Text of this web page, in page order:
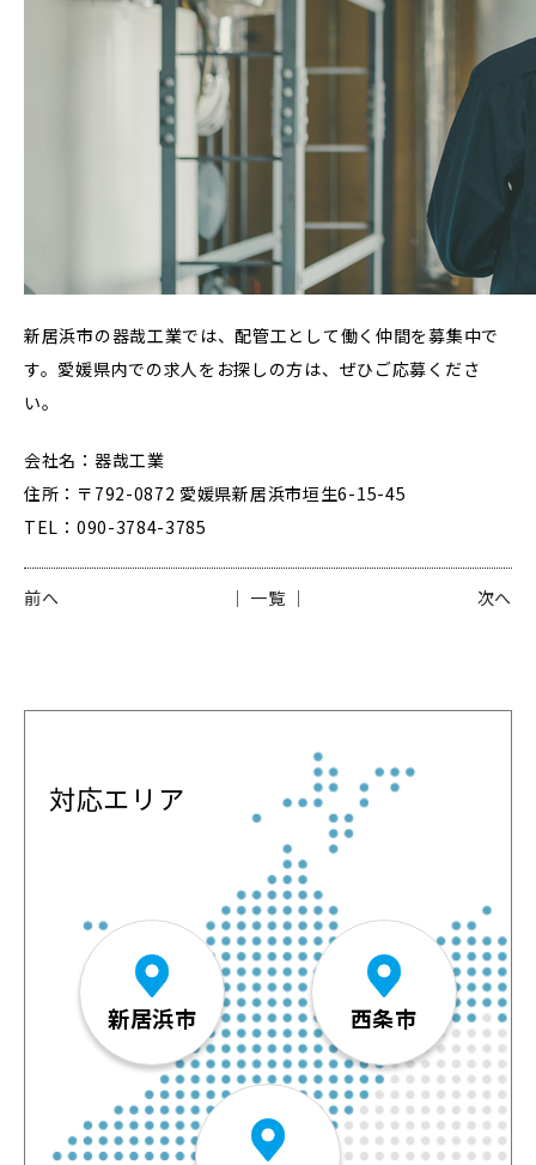
新居浜市の器哉工業では、配管工として働く仲間を募集中で
す。愛媛県内での求人をお探しの方は、ぜひご応募くださ
い。
会社名：器哉工業
住所：〒792-0872 愛媛県新居浜市垣生6-15-45
TEL：090-3784-3785
前へ 次へ
│ 一覧 │
対応エリア
新居浜市 西条市